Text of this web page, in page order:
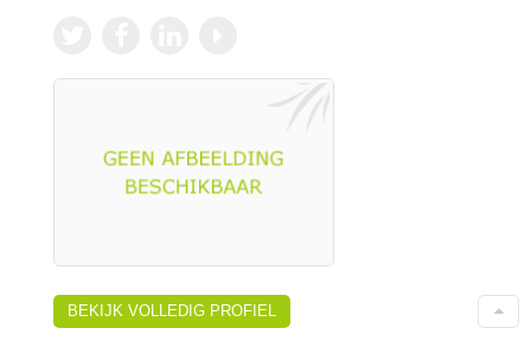
BEKIJK VOLLEDIG PROFIEL